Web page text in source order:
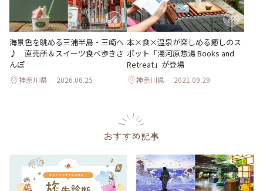
海景色を眺める三浦半島・三崎へ
♪ 直売所＆スイーツ食べ歩きさ
んぽ
神奈川県 2026.06.25
本×食×温泉が楽しめる癒しのス
ポット「湯河原惣湯 Books and
Retreat」が登場
神奈川県 2021.09.29
おすすめ記事